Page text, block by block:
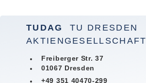
TUDAG
TU DRESDEN
AKTIENGESELLSCHAFT
Freiberger Str. 37
01067 Dresden
+49 351 40470-299